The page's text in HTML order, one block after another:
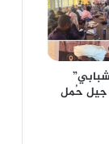
جيل حُمل